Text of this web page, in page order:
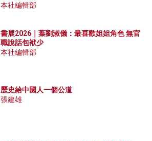
本社編輯部
書展2026｜葉劉淑儀：最喜歡姐姐角色 無官
職說話包袱少
本社編輯部
歷史給中國人一個公道
張建雄